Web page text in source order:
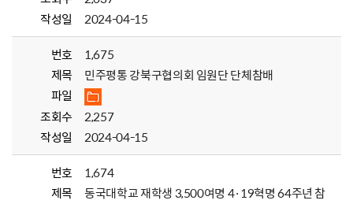
작성일
2024-04-15
번호
1,675
제목
민주평통 강북구협의회 임원단 단체참배
파일
조회수
2,257
작성일
2024-04-15
번호
1,674
제목
동국대학교 재학생 3,500여명 4·19혁명 64주년 참